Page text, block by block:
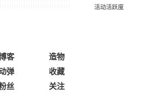
客
造物
弹
收藏
丝 关注